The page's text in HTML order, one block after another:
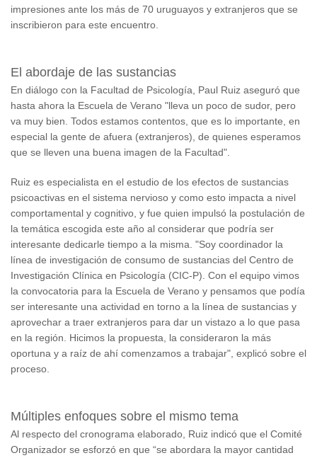
impresiones ante los más de 70 uruguayos y extranjeros que se
inscribieron para este encuentro.
El abordaje de las sustancias
En diálogo con la Facultad de Psicología, Paul Ruiz aseguró que
hasta ahora la Escuela de Verano "lleva un poco de sudor, pero
va muy bien. Todos estamos contentos, que es lo importante, en
especial la gente de afuera (extranjeros), de quienes esperamos
que se lleven una buena imagen de la Facultad".
Ruiz es especialista en el estudio de los efectos de sustancias
psicoactivas en el sistema nervioso y como esto impacta a nivel
comportamental y cognitivo, y fue quien impulsó la postulación de
la temática escogida este año al considerar que podría ser
interesante dedicarle tiempo a la misma. "Soy coordinador la
línea de investigación de consumo de sustancias del Centro de
Investigación Clínica en Psicología (CIC-P). Con el equipo vimos
la convocatoria para la Escuela de Verano y pensamos que podía
ser interesante una actividad en torno a la línea de sustancias y
aprovechar a traer extranjeros para dar un vistazo a lo que pasa
en la región. Hicimos la propuesta, la consideraron la más
oportuna y a raíz de ahí comenzamos a trabajar", explicó sobre el
proceso.
Múltiples enfoques sobre el mismo tema
Al respecto del cronograma elaborado, Ruiz indicó que el Comité
Organizador se esforzó en que “se abordara la mayor cantidad